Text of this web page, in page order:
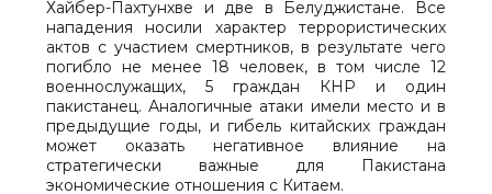
Хайбер-Пахтунхве и две в Белуджистане. Все
нападения носили характер террористических
актов с участием смертников, в результате чего
погибло не менее 18 человек, в том числе 12
военнослужащих, 5 граждан КНР и один
пакистанец. Аналогичные атаки имели место и в
предыдущие годы, и гибель китайских граждан
может оказать негативное влияние на
стратегически важные для Пакистана
экономические отношения с Китаем.